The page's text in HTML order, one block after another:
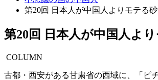
第20回 日本人が中国人よりモテる
第20回 日本人が中国人よ
COLUMN
古都・西安がある甘粛省の西域に、「ピ